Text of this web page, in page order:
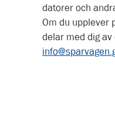
datorer och
Om du upplever
delar med dig